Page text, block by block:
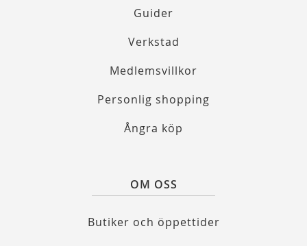
Guider
Verkstad
Medlemsvillkor
Personlig shopping
Ångra köp
OM OSS
Butiker och öppettider